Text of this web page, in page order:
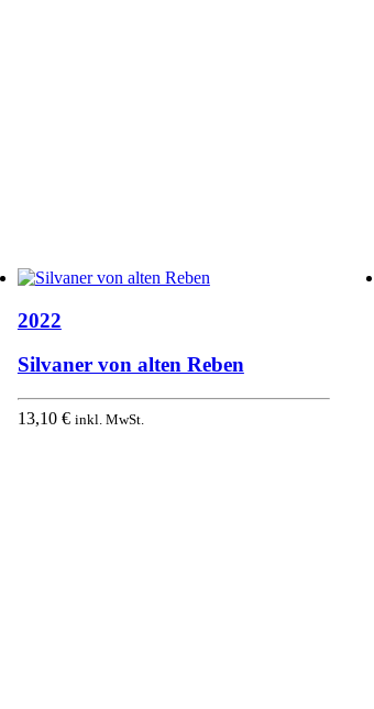
2022
Silvaner von alten Reben
13,10 € inkl. MwSt.